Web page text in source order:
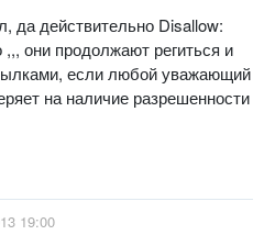
да действительно Disallow:
,,, они продолжают региться и
если любой уважающий
на наличие разрешенности
19:00